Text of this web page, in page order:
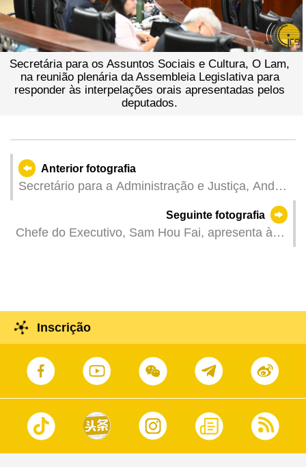
Secretária para os Assuntos Sociais e Cultura, O Lam,
na reunião plenária da Assembleia Legislativa para
responder às interpelações orais apresentadas pelos
deputados.
Anterior fotografia
Secretário para a Administração e Justiça, André
Legislativa para responder às interpelações orais
apresentadas pelos deputados.
Seguinte fotografia
Chefe do Executivo, Sam Hou Fai, apresenta à
Hong Kong e Macau junto do Conselho de
Estado, Xia Baolong.
Inscrição